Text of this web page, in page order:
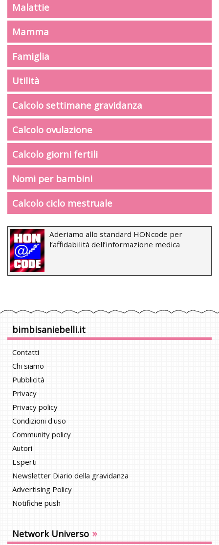
Malattie
Mamma
Famiglia
Utilità
Calcolo settimane gravidanza
Calcolo ovulazione
Calcolo giorni fertili
Nomi per bambini
Calcolo ciclo mestruale
Aderiamo allo standard HONcode per
l’affidabilità dell’informazione medica
bimbisaniebelli.it
Contatti
Chi siamo
Pubblicità
Privacy
Privacy policy
Condizioni d'uso
Community policy
Autori
Esperti
Newsletter Diario della gravidanza
Advertising Policy
Notifiche push
Network Universo »